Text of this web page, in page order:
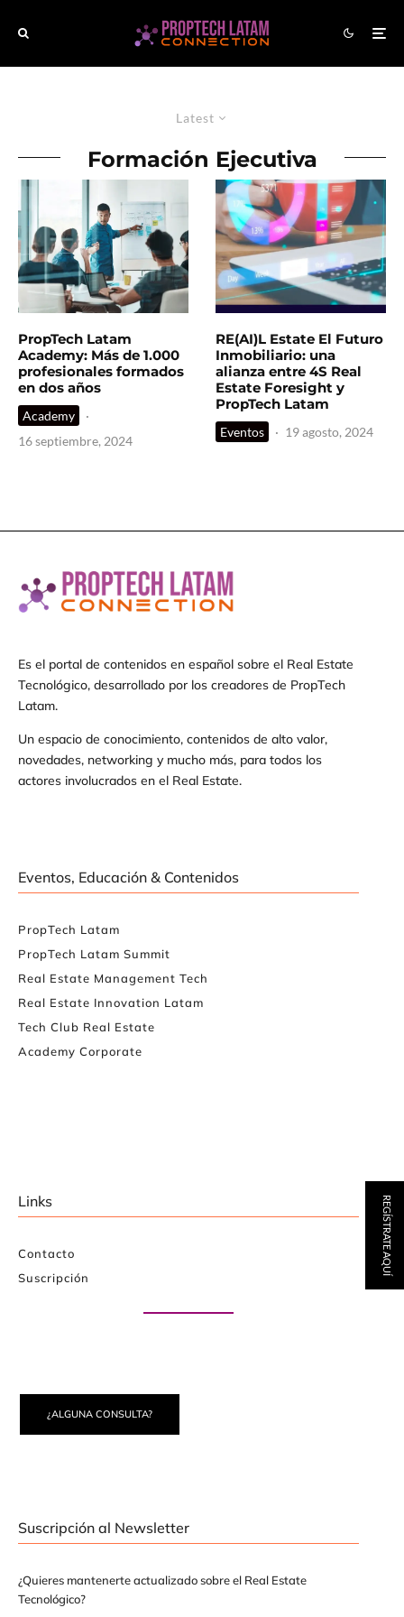
Latest
Formación Ejecutiva
PropTech Latam
Academy: Más de 1.000
profesionales formados
en dos años
Academy
·
16 septiembre, 2024
RE(AI)L Estate El Futuro
Inmobiliario: una
alianza entre 4S Real
Estate Foresight y
PropTech Latam
Eventos · 19 agosto, 2024
Es el portal de contenidos en español sobre el Real Estate
Tecnológico, desarrollado por los creadores de PropTech
Latam.
Un espacio de conocimiento, contenidos de alto valor,
novedades, networking y mucho más, para todos los
actores involucrados en el Real Estate.
Eventos, Educación & Contenidos
PropTech Latam
PropTech Latam Summit
Real Estate Management Tech
Real Estate Innovation Latam
Tech Club Real Estate
Academy Corporate
Links
Contacto
Suscripción
¿ALGUNA CONSULTA?
Suscripción al Newsletter
¿Quieres mantenerte actualizado sobre el Real Estate
Tecnológico?
REGÍSTRATE AQUÍ